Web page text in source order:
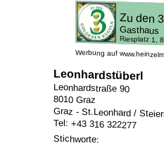
Werbung auf
Leonhardstüberl
Leonhardstraße 90
8010 Graz
Graz - St.Leonhard /
Tel: +43 316 322277
Stichworte: